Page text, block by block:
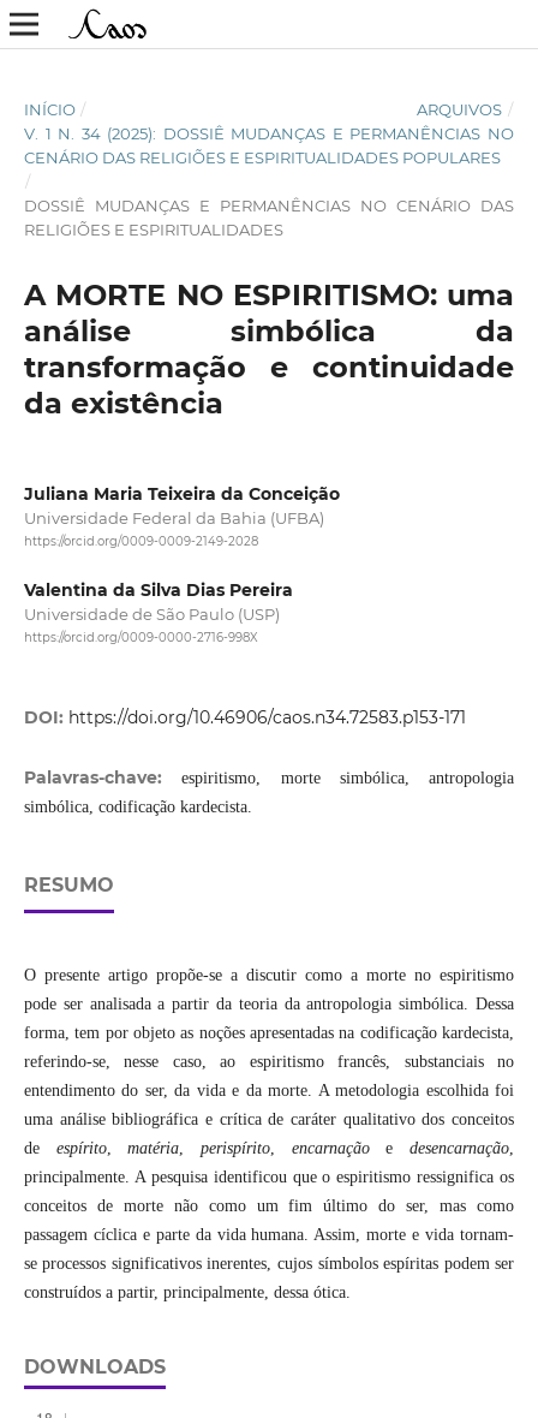
INÍCIO / ARQUIVOS /
V. 1 N. 34 (2025): DOSSIÊ MUDANÇAS E PERMANÊNCIAS NO
CENÁRIO DAS RELIGIÕES E ESPIRITUALIDADES POPULARES
/
DOSSIÊ MUDANÇAS E PERMANÊNCIAS NO CENÁRIO DAS
RELIGIÕES E ESPIRITUALIDADES
A MORTE NO ESPIRITISMO: uma
análise simbólica da
transformação e continuidade
da existência
Juliana Maria Teixeira da Conceição
Universidade Federal da Bahia (UFBA)
https://orcid.org/0009-0009-2149-2028
Valentina da Silva Dias Pereira
Universidade de São Paulo (USP)
https://orcid.org/0009-0000-2716-998X
DOI: https://doi.org/10.46906/caos.n34.72583.p153-171
Palavras-chave:espiritismo, morte simbólica, antropologia
simbólica, codificação kardecista.
RESUMO
O presente artigo propõe-se a discutir como a morte no espiritismo
pode ser analisada a partir da teoria da antropologia simbólica. Dessa
forma, tem por objeto as noções apresentadas na codificação kardecista,
referindo-se, nesse caso, ao espiritismo francês, substanciais no
entendimento do ser, da vida e da morte. A metodologia escolhida foi
uma análise bibliográfica e crítica de caráter qualitativo dos conceitos
de espírito,matéria ,perispírito encarnaçãoedesencarnação
principalmente. A pesquisa identificou que o espiritismo ressignifica os
conceitos de morte não como um fim último do ser, mas como
passagem cíclica e parte da vida humana. Assim, morte e vida tornam-
se processos significativos inerentes, cujos símbolos espíritas podem ser
construídos a partir, principalmente, dessa ótica.
DOWNLOADS